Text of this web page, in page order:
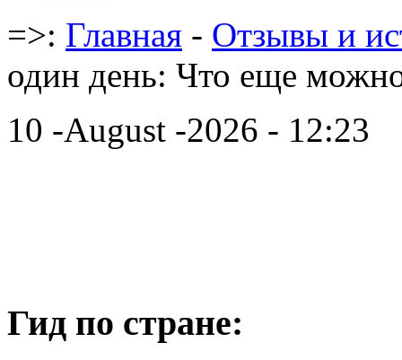
=>: Главная - Отзывы и
один день: Что еще
10 -August -2026 - 12:23
Гид по стране: